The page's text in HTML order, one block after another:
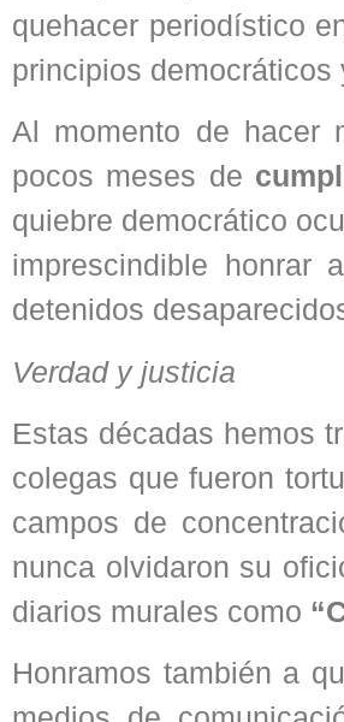
quehacer periodístico
principios
Al momento de hacer
pocos meses de
quiebre democrático
imprescindible honrar
detenidos
Verdad y justicia
Estas décadas hemos
colegas que fueron
campos de
nunca olvidaron su
diarios murales como
Honramos también a